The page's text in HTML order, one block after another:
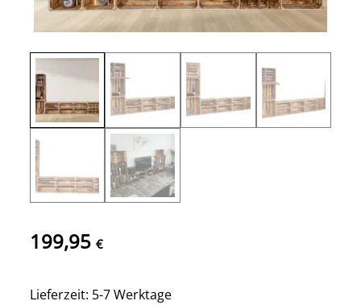
199,95 €
Lieferzeit: 5-7 Werktage